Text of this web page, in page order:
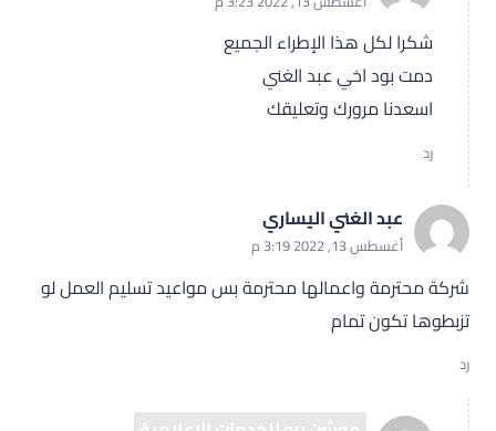
شكرا لكل هذا الإطراء الجميع
دمت بود اخي عبد الغني
اسعدنا مرورك وتعليقك
رد
عبد الغني اليساري
أغسطس 13, 2022 3:19 م
شركة محترمة واعمالها محترمة بس مواعيد تسليم العمل لو
تزبطوها تكون تمام
رد